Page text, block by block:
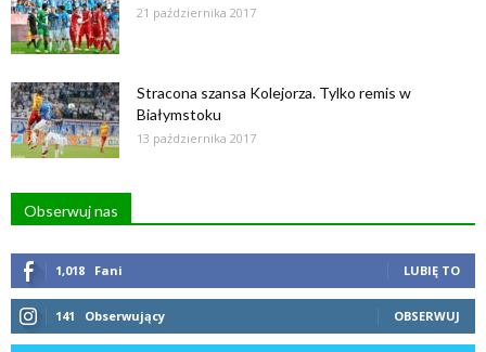
21 października 2017
Stracona szansa Kolejorza. Tylko remis w
Białymstoku
13 października 2017
Obserwuj nas
1,018 Fani LUBIĘ TO
141 Obserwujący OBSERWUJ